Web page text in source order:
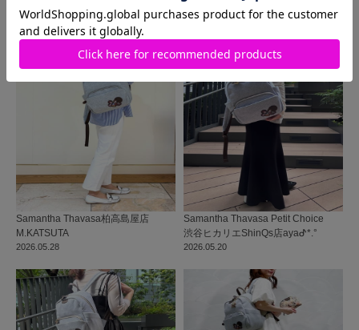
同じ商品を使ったコーディネート
2026.05.28
Samantha Thavasa柏高島屋店
M.KATSUTA
2026.05.20
Samantha Thavasa Petit Choice
渋谷ヒカリエShinQs店ayaᕷ*.°